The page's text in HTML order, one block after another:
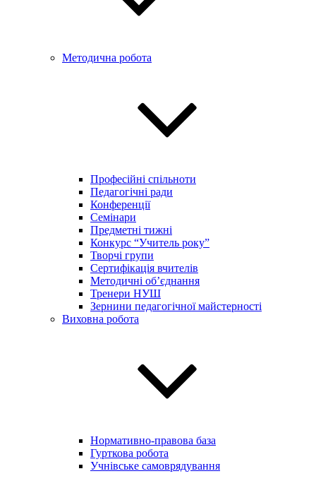
Методична робота
Професійні спільноти
Педагогічні ради
Конференції
Семінари
Предметні тижні
Конкурс “Учитель року”
Творчі групи
Сертифікація вчителів
Методичні об’єднання
Тренери НУШ
Зернини педагогічної майстерності
Виховна робота
Нормативно-правова база
Гурткова робота
Учнівське самоврядування